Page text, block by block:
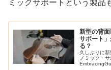
ミックサポートという製品
新型の背
サポート
る？
久しぶりに
ノミック・